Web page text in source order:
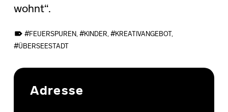
wohnt“.
FEUERSPUREN, KINDER, KREATIVANGEBOT ,
ÜBERSEESTADT
Skip back to main navigation
Adresse